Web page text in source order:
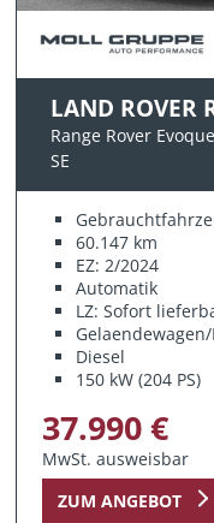
LAND ROVER
Range Rover
SE
60.147 km
EZ: 2/2024
Automatik
LZ: Sofort
Diesel
150 kW (204 PS)
37.990 €
MwSt. ausweisbar
ZUM ANGEBOT